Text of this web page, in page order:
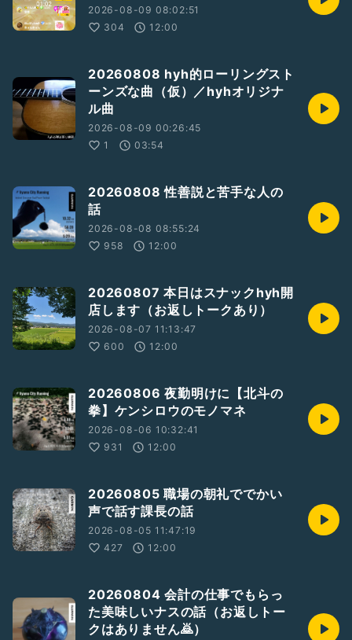
2026-08-09 08:02:51
304
12:00
20260808 hyh的ローリングスト
ーンズな曲（仮）／hyhオリジナ
ル曲
2026-08-09 00:26:45
1
03:54
20260808 性善説と苦手な人の
話
2026-08-08 08:55:24
958
12:00
20260807 本日はスナックhyh開
店します（お返しトークあり）
2026-08-07 11:13:47
600
12:00
20260806 夜勤明けに【北斗の
拳】ケンシロウのモノマネ
2026-08-06 10:32:41
931
12:00
20260805 職場の朝礼ででかい
声で話す課長の話
2026-08-05 11:47:19
427
12:00
20260804 会計の仕事でもらっ
た美味しいナスの話（お返しトー
クはありません🙇）